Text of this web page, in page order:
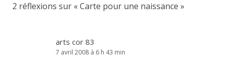
2 réflexions sur «Carte pour une naissance »
arts cor 83
7 avril 2008 à 6 h 43 min